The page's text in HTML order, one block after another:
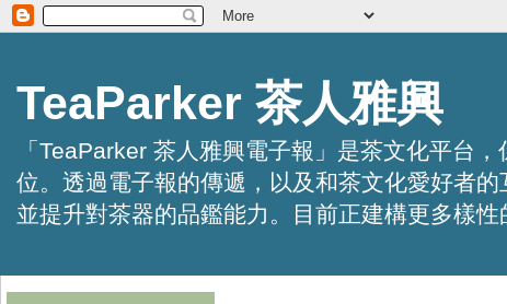
TeaParker 茶人雅興
「TeaParker 茶人雅興電子報」是茶文化平台
位。透過電子報的傳遞，以及和茶文化愛好者
並提升對茶器的品鑑能力。目前正建構更多樣